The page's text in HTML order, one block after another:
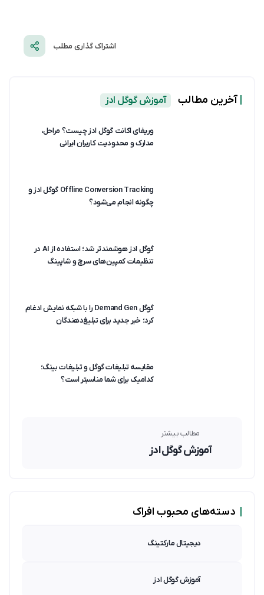
اشتراک گذاری مطلب
آخرین مطالب آموزش گوگل ادز
وریفای اکانت گوگل ادز چیست؟ مراحل،
مدارک و محدودیت کاربران ایرانی
Offline Conversion Tracking گوگل ادز و
چگونه انجام می‌شود؟
گوگل ادز هوشمندتر شد؛ استفاده از AI در
تنظیمات کمپین‌های سرچ و شاپینگ
گوگل Demand Gen را با شبکه نمایش ادغام
کرد؛ خبر جدید برای تبلیغ‌دهندگان
مقایسه تبلیغات گوگل و تبلیغات بینگ؛
کدامیک برای شما مناسبتر است؟
مطالب بیشتر
آموزش گوگل ادز
دسته‌های محبوب افراک
دیجیتال مارکتینگ
آموزش گوگل ادز